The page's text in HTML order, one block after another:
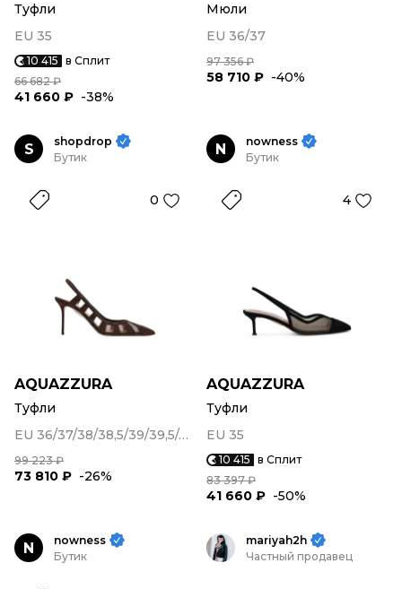
Туфли
EU 35
10 415 в Сплит
66 682 ₽
41 660 ₽ -38%
Мюли
EU 36/37
97 356 ₽
58 710 ₽ -40%
S
shopdrop
Бутик
0
AQUAZZURA
Туфли
EU 36/37/38/38,5/39/39,5/40/41
99 223 ₽
73 810 ₽ -26%
N
nowness
Бутик
4
AQUAZZURA
Туфли
EU 35
10 415 в Сплит
83 397 ₽
41 660 ₽ -50%
N
nowness
Бутик
mariyah2h
Частный продавец